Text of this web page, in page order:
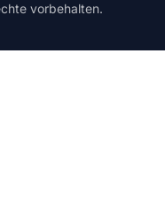
vorbehalten.